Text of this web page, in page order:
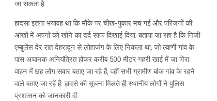
जा सकता है.
हादसा इतना भयावह था कि मौके पर चीख-पुकार मच गई और परिजनों की
आंखों में अपनों को खोने का दर्द साफ दिखाई दिया. बताया जा रहा है कि निजी
एम्बुलेंस देर रात देहरादून से लोहाजंग के लिए निकला था, जो ल्वाणी गांव के
पास अचानक अनियंत्रित होकर करीब 500 मीटर गहरी खाई में जा गिरा.
वाहन में छह लोग सवार बताए जा रहे हैं, वहीं सभी ग्रामीण बांक गांव के रहने
वाले बताए जा रहें हैं. हादसे की सूचना मिलते ही स्थानीय लोगों ने पुलिस
प्रशासन को जानकारी दी.